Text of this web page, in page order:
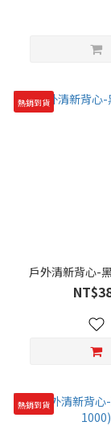
熱銷到貨
戶外清新背心-
熱銷到貨